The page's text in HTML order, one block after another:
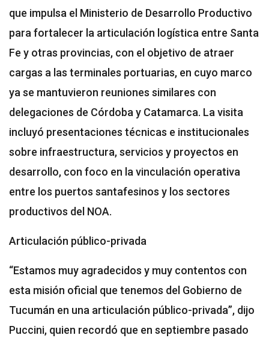
que impulsa el Ministerio de Desarrollo Productivo
para fortalecer la articulación logística entre Santa
Fe y otras provincias, con el objetivo de atraer
cargas a las terminales portuarias, en cuyo marco
ya se mantuvieron reuniones similares con
delegaciones de Córdoba y Catamarca. La visita
incluyó presentaciones técnicas e institucionales
sobre infraestructura, servicios y proyectos en
desarrollo, con foco en la vinculación operativa
entre los puertos santafesinos y los sectores
productivos del NOA.
Articulación público-privada
“Estamos muy agradecidos y muy contentos con
esta misión oficial que tenemos del Gobierno de
Tucumán en una articulación público-privada”, dijo
Puccini, quien recordó que en septiembre pasado